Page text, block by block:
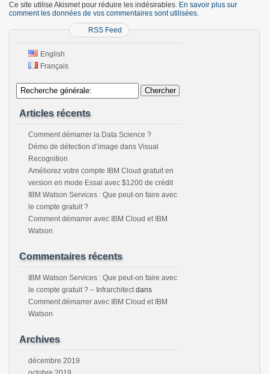
Ce site utilise Akismet pour réduire les indésirables. En savoir plus sur
comment les données de vos commentaires sont utilisées.
RSS Feed
English
Français
Articles récents
Comment démarrer la Data Science ?
Démo de détection d’image dans Visual
Recognition
Améliorez votre compte IBM Cloud gratuit en
version en mode Essai avec $1200 de crédit
IBM Watson Services : Que peut-on faire avec
le compte gratuit ?
Comment démarrer avec IBM Cloud et IBM
Watson
Commentaires récents
IBM Watson Services : Que peut-on faire avec
le compte gratuit ? – Infrarchitectdans
Comment démarrer avec IBM Cloud et IBM
Watson
Archives
décembre 2019